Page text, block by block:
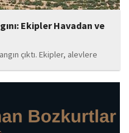
Ekipler Havadan ve
çıktı. Ekipler, alevlere